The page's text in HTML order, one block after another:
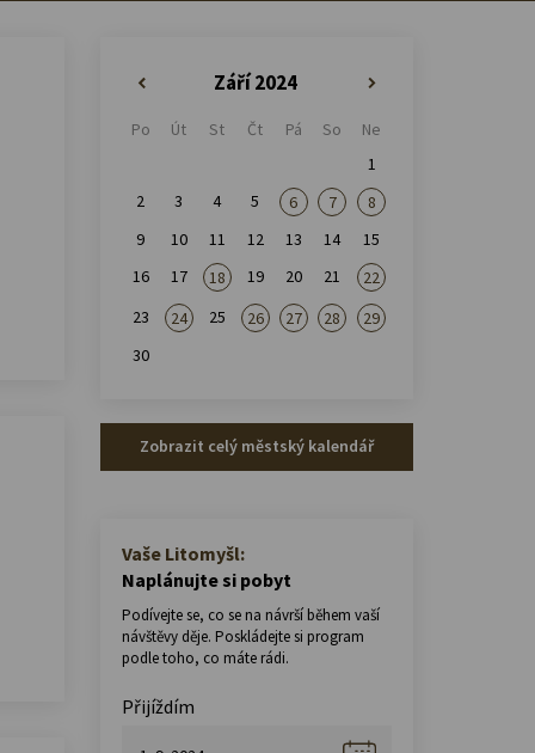
Září 2024
Po Út St Čt Pá So
Ne
1
2
3 4 5 6 7
8
9
10 11 12 13 14
15
16
17 18 19 20 21
22
23
24 25 26 27 28
29
30
Zobrazit celý městský kalendář
Vaše Litomyšl:
Naplánujte si pobyt
Podívejte se, co se na návrší během vaší
návštěvy děje. Poskládejte si program
podle toho, co máte rádi.
Přijíždím